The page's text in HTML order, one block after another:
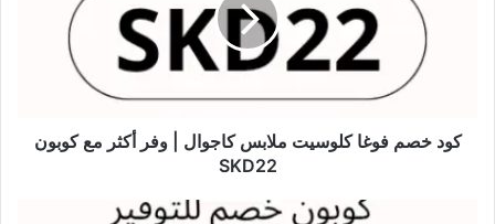
كود خصم فوغا كلوسيت ملابس كاجوال | وفر أكثر مع كوبون
SKD22